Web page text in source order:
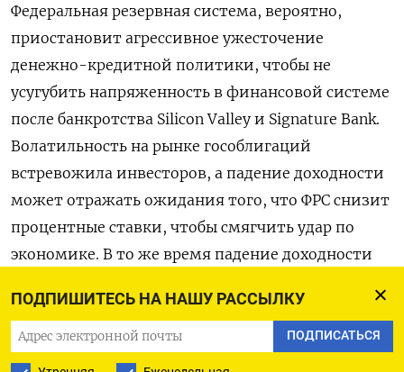
ПОДПИШИТЕСЬ НА НАШУ РАССЫЛКУ
ПОДПИСАТЬСЯ
Федеральная резервная система, вероятно,
приостановит агрессивное ужесточение
денежно-кредитной политики, чтобы не
усугубить напряженность в финансовой системе
после банкротства Silicon Valley и Signature Bank.
Волатильность на рынке гособлигаций
встревожила инвесторов, а падение доходности
может отражать ожидания того, что ФРС снизит
процентные ставки, чтобы смягчить удар по
экономике. В то же время падение доходности
фондовому рынку, в частности технологическим
компаниям и другим акциям роста, чьи
относительно высокие показатели помогли